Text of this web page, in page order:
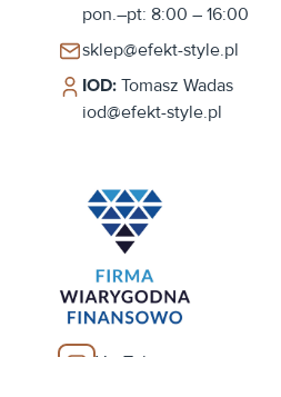
pon.–pt: 8:00 – 16:00
sklep@efekt-style.pl
IOD: Tomasz Wadas
iod@efekt-style.pl
YouTube